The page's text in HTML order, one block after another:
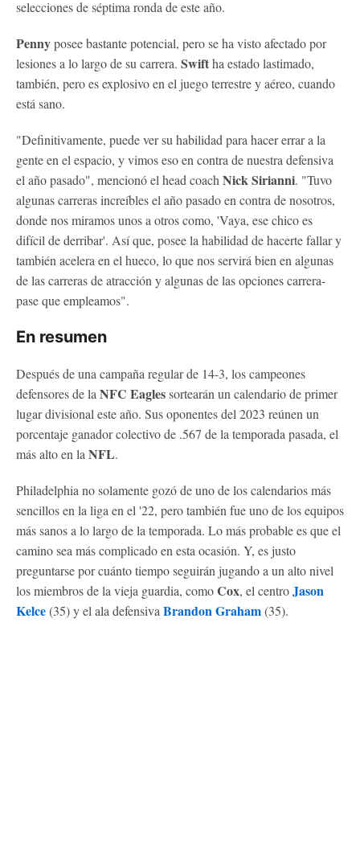
selecciones de séptima ronda de este año.
Pennyposee bastante potencial, pero se ha visto afectado por
lesiones a lo largo de su carrera. Swiftha estado lastimado,
también, pero es explosivo en el juego terrestre y aéreo, cuando
está sano.
"Definitivamente, puede ver su habilidad para hacer errar a la
gente en el espacio, y vimos eso en contra de nuestra defensiva
el año pasado", mencionó el head coach Nick Sirianni. "Tuvo
algunas carreras increíbles el año pasado en contra de nosotros,
donde nos miramos unos a otros como, 'Vaya, ese chico es
difícil de derribar'. Así que, posee la habilidad de hacerte fallar y
también acelera en el hueco, lo que nos servirá bien en algunas
de las carreras de atracción y algunas de las opciones carrera-
pase que empleamos".
En resumen
Después de una campaña regular de 14-3, los campeones
defensores de la NFC Eaglessortearán un calendario de primer
lugar divisional este año. Sus oponentes del 2023 reúnen un
porcentaje ganador colectivo de .567 de la temporada pasada, el
más alto en la NFL.
Philadelphia no solamente gozó de uno de los calendarios más
sencillos en la liga en el '22, pero también fue uno de los equipos
más sanos a lo largo de la temporada. Lo más probable es que el
camino sea más complicado en esta ocasión. Y, es justo
preguntarse por cuánto tiempo seguirán jugando a un alto nivel
los miembros de la vieja guardia, comoCox, el centroJason
Kelce(35) y el ala defensiva Brandon Graham(35).